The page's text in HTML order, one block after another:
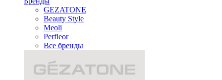
GEZATONE
Beauty Style
Meoli
Perfleor
Все бренды